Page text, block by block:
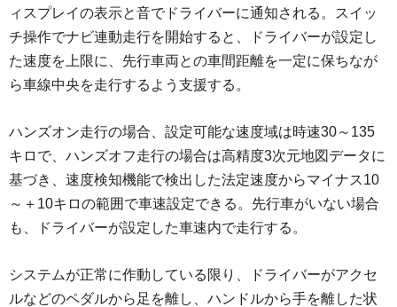
ィスプレイの表示と音でドライバーに通知される。スイッ
チ操作でナビ連動走行を開始すると、ドライバーが設定し
た速度を上限に、先行車両との車間距離を一定に保ちなが
ら車線中央を走行するよう支援する。
ハンズオン走行の場合、設定可能な速度域は時速30～135
キロで、ハンズオフ走行の場合は高精度3次元地図データに
基づき、速度検知機能で検出した法定速度からマイナス10
～＋10キロの範囲で車速設定できる。先行車がいない場合
も、ドライバーが設定した車速内で走行する。
システムが正常に作動している限り、ドライバーがアクセ
ルなどのペダルから足を離し、ハンドルから手を離した状